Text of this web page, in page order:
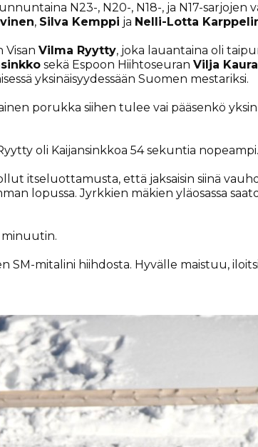
N23-, N20-, N18-, ja N17-sarjojen
, Silva Kemppi ja Nelli-Lotta
Visan Vilma Ryytty, joka lauantaina oli
sekä Espoon Hiihtoseuran Vilja
yksinäisyydessään Suomen mestariksi.
porukka siihen tulee vai pääsenkö
oli Kaijansinkkoa 54 sekuntia nopeampi.
itseluottamusta, että jaksaisin siinä
lopussa. Jyrkkien mäkien yläosassa
minuutin.
SM-mitalini hiihdosta. Hyvälle maistuu, iloitsi